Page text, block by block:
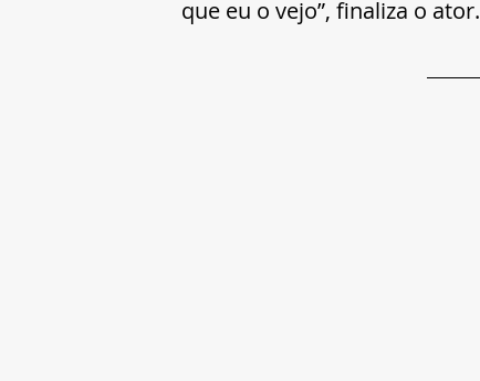
que eu o vejo”, finaliza o ator.